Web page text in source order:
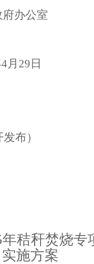
办公室
4 月 29 日
布）
年秸秆焚烧专
实施方案